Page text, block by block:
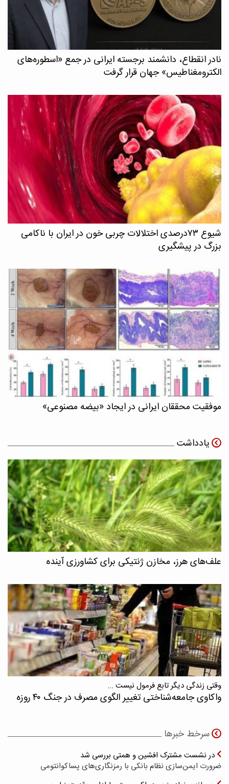
نادر انقطاع، دانشمند برجسته ایرانی در جمع «اسطوره‌های
الکترومغناطیس» جهان قرار گرفت
شیوع ۷۳درصدی اختلالات چربی خون در ایران با ناکامی
بزرگ در پیشگیری
موفقیت محققان ایرانی در ایجاد «بیضه مصنوعی»
یادداشت
علف‌های هرز، مخازن ژنتیکی برای کشاورزی آینده
وقتی زندگی دیگر تابع فرمول نیست ...
واکاوی جامعه‌شناختی تغییر الگوی مصرف در جنگ ۴۰ روزه
سرخط خبرها
در نشست مشترک افشین و همتی بررسی شد
ضرورت ایمن‌سازی نظام بانکی با رمزنگاری‌های پسا‌کوانتومی